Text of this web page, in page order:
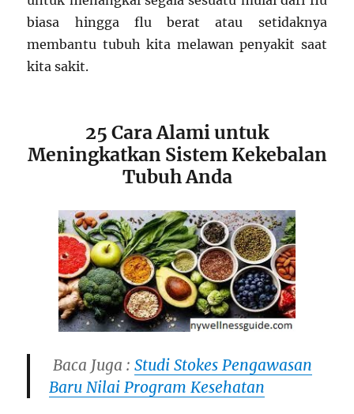
biasa hingga flu berat atau setidaknya
membantu tubuh kita melawan penyakit saat
kita sakit.
25 Cara Alami untuk
Meningkatkan Sistem Kekebalan
Tubuh Anda
Baca Juga :Studi Stokes Pengawasan
Baru Nilai Program Kesehatan